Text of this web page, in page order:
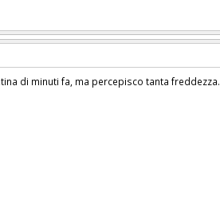
di minuti fa, ma percepisco tanta freddezza.